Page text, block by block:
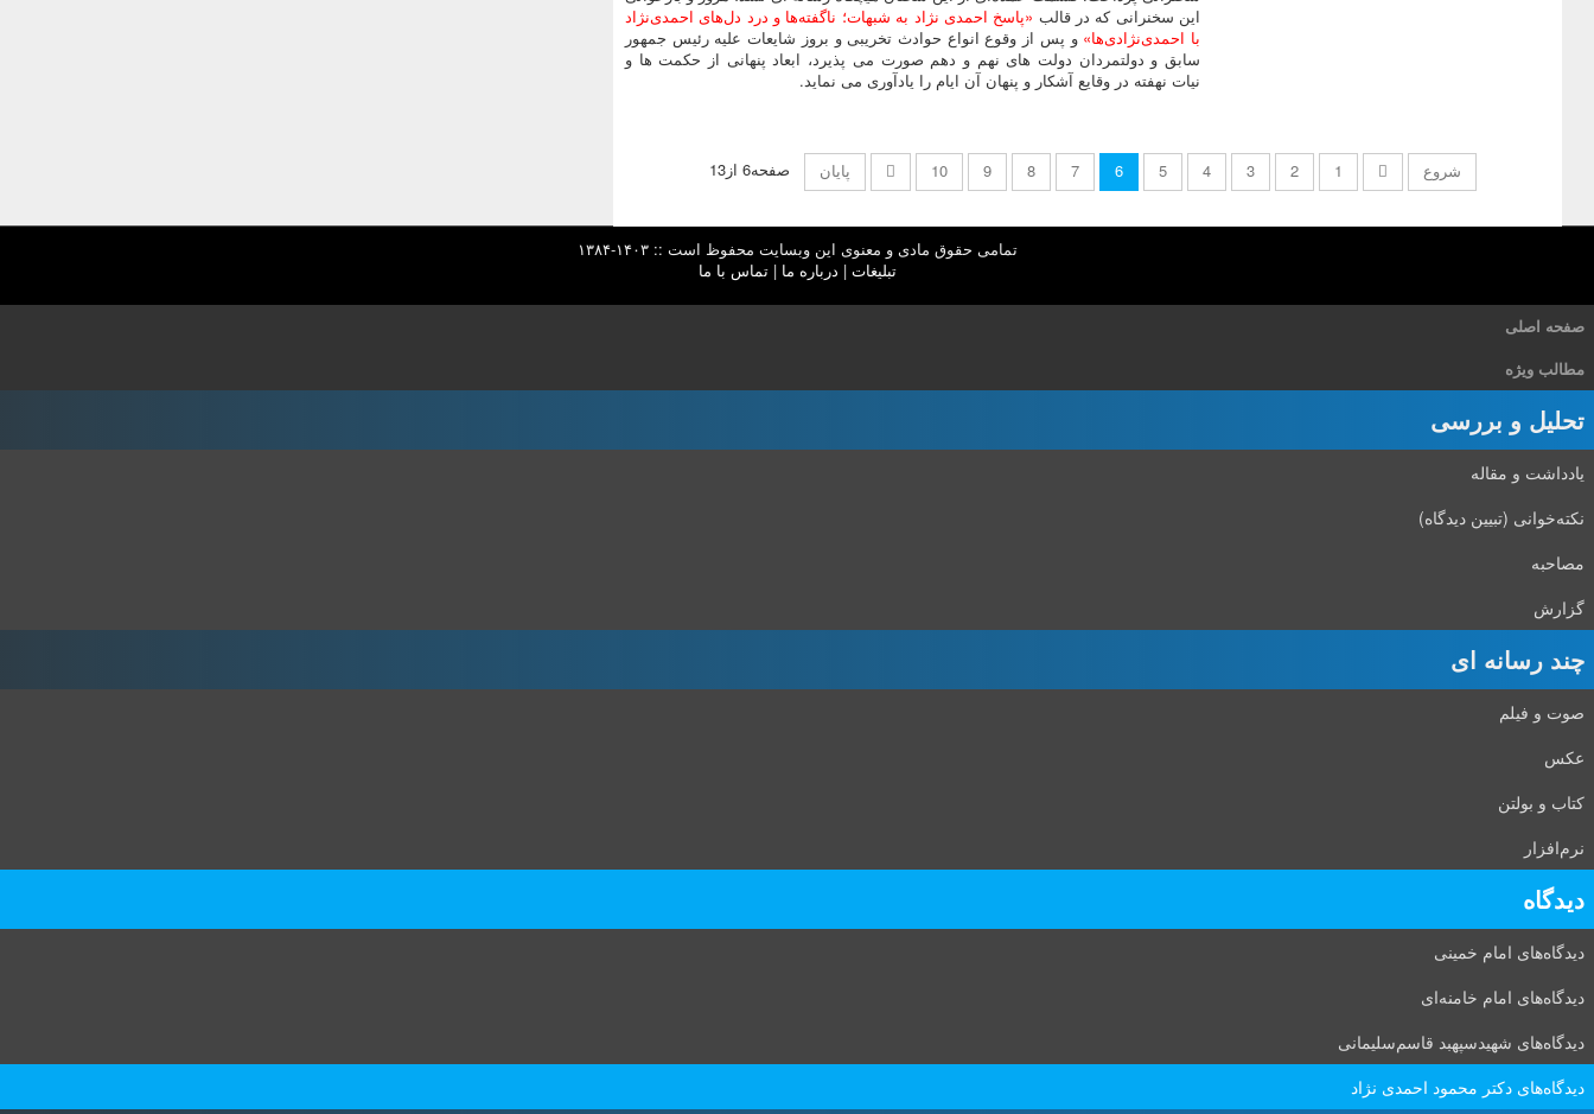
این سخنرانی که در قالب «پاسخ احمدی نژاد به شبهات؛ ناگفته‌ها و درد دل‌های احمدی‌نژاد
با احمدی‌نژادی‌ها» و پس از وقوع انواع حوادث تخریبی و بروز شایعات علیه رئیس جمهور
سابق و دولتمردان دولت های نهم و دهم صورت می پذیرد، ابعاد پنهانی از حکمت ها و
نیات نهفته در وقایع آشکار و پنهان آن ایام را یادآوری می نماید.
صفحه6 از13 شروع 1
2
3
4
5
6
7
8
9
10 پایان
تمامی حقوق مادی و معنوی این وبسایت محفوظ است :: ۱۴۰۳-۱۳۸۴
تبلیغات | درباره ما |تماس با ما
صفحه اصلی
مطالب ویژه
تحلیل و بررسی
یادداشت و مقاله
نکته‌خوانی (تبیین دیدگاه)
مصاحبه
گزارش
چند رسانه ای
صوت و فیلم
عکس
کتاب و بولتن
نرم‌افزار
دیدگاه‌
دیدگاه‌های امام خمینی
دیدگاه‌های امام خامنه‌ای
دیدگاه‌های شهید‌سپهبد قاسم‌سلیمانی
دیدگاه‌های دکتر محمود احمدی نژاد